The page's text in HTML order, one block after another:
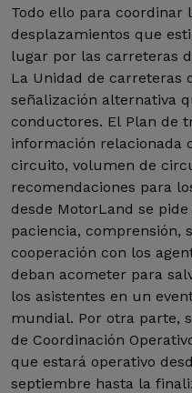
Todo ello para coordinar
desplazamientos que
lugar por las carreteras
La Unidad de carreteras
señalización alternativa
conductores. El Plan de
información relacionada
circuito, volumen de
recomendaciones para
desde MotorLand se
paciencia, comprensión,
cooperación con los
deban acometer para
los asistentes en un
mundial. Por otra parte,
de Coordinación
que estará operativo
septiembre hasta la